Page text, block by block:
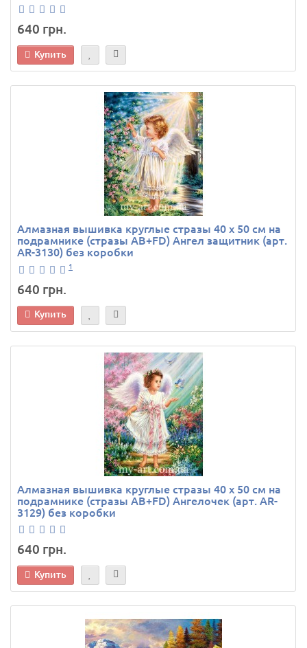
640 грн.
Купить
Алмазная вышивка круглые стразы 40 х 50 см на
подрамнике (стразы AB+FD) Ангел защитник (арт.
AR-3130) без коробки
1
640 грн.
Купить
Алмазная вышивка круглые стразы 40 х 50 см на
подрамнике (стразы AB+FD) Ангелочек (арт. AR-
3129) без коробки
640 грн.
Купить